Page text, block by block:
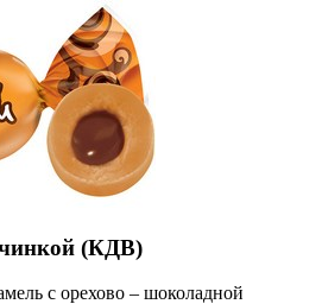
(КДВ)
с орехово – шоколадной